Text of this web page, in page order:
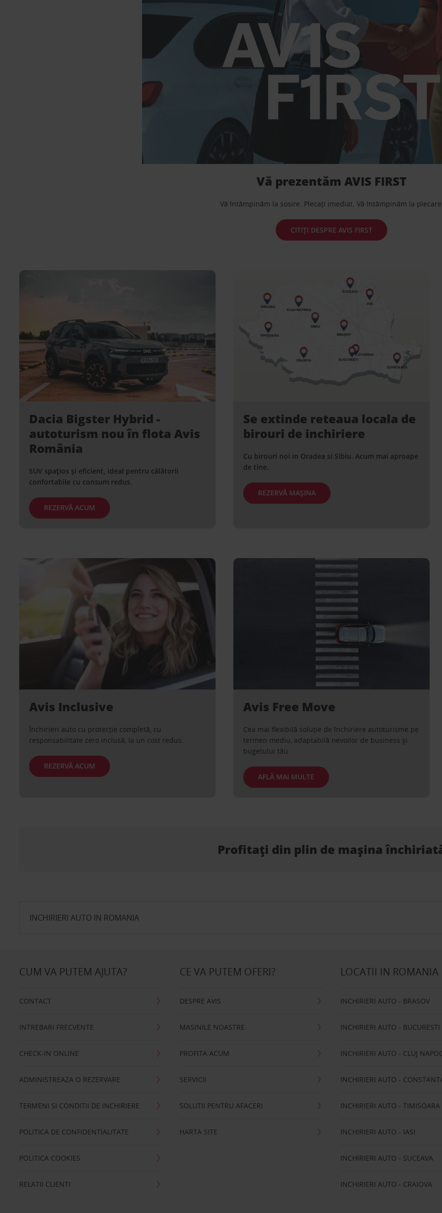
Vă prezentăm AVIS FIRST
Vă întâmpinăm la sosire. Plecați imediat. Vă întâmpinăm la
CITIȚI DESPRE AVIS FIRST
Dacia Bigster Hybrid -
autoturism nou în flota Avis
România
SUV spațios și eficient, ideal pentru călătorii
confortabile cu consum redus.
REZERVĂ ACUM
Se extinde reteaua locala de
birouri de inchiriere
Cu birouri noi in Oradea si Sibiu. Acum mai aproape
de tine.
REZERVĂ MAȘINA
Avis Inclusive
Închirieri auto cu protecție completă, cu
responsabilitate zero inclusă, la un cost redus.
REZERVĂ ACUM
Avis Free Move
Cea mai flexibilă soluție de închiriere autoturisme pe
termen mediu, adaptabilă nevoilor de business și
bugetului tău.
AFLĂ MAI MULTE
Profitați din plin de mașina
INCHIRIERI AUTO IN ROMANIA
CUM VA PUTEM AJUTA?
CONTACT
INTREBARI FRECVENTE
CHECK-IN ONLINE
ADMINISTREAZA O REZERVARE
TERMENI SI CONDITII DE INCHIRIERE
POLITICA DE CONFIDENTIALITATE
POLITICA COOKIES
RELATII CLIENTI
CE VA PUTEM OFERI?
DESPRE AVIS
MASINILE NOASTRE
PROFITA ACUM
SERVICII
SOLUTII PENTRU AFACERI
HARTA SITE
LOCATII IN ROMANIA
INCHIRIERI AUTO - BRASOV
INCHIRIERI AUTO - BUCURESTI
INCHIRIERI AUTO - CLUJ
INCHIRIERI AUTO -
INCHIRIERI AUTO - TIMISOARA
INCHIRIERI AUTO - IASI
INCHIRIERI AUTO - SUCEAVA
INCHIRIERI AUTO - CRAIOVA